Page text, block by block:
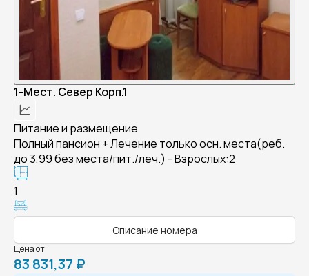
1-Мест. Север Корп.1
Питание и размещение
Полный пансион + Лечение только осн. места(реб.
до 3,99 без места/пит./леч.) - Взрослых:2
1
Описание номера
Цена от
83 831,37 ₽